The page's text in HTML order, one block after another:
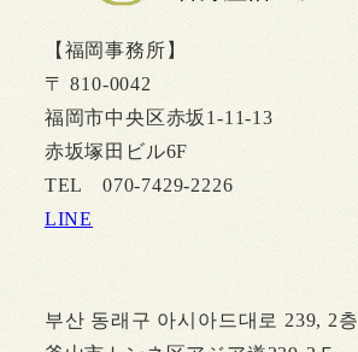
【福岡事務所】
〒 810-0042
福岡市中央区赤坂1-11-13
赤坂塚田ビル6F
TEL 070-7429-2226
LINE
부산 동래구 아시아드대로 239, 2층